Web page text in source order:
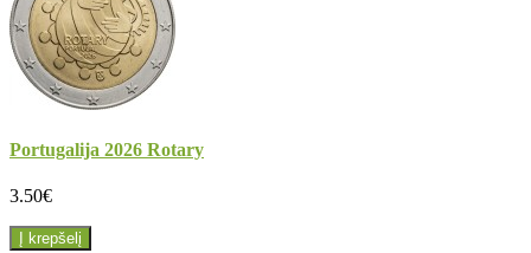
Portugalija 2026 Rotary
3.50€
Į krepšelį